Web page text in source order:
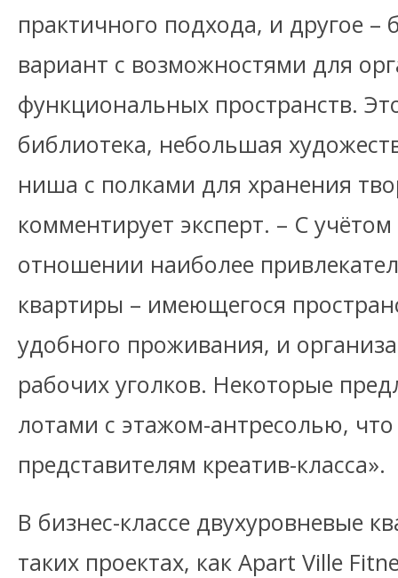
практичного подхода, и другое –
вариант с возможностями для
функциональных пространств.
библиотека, небольшая
ниша с полками для хранения
комментирует эксперт. – С
отношении наиболее
квартиры – имеющегося
удобного проживания, и
рабочих уголков. Некоторые
лотами с этажом-антресолью,
представителям креатив-класса».
В бизнес-классе двухуровневые
таких проектах, как Apart Ville